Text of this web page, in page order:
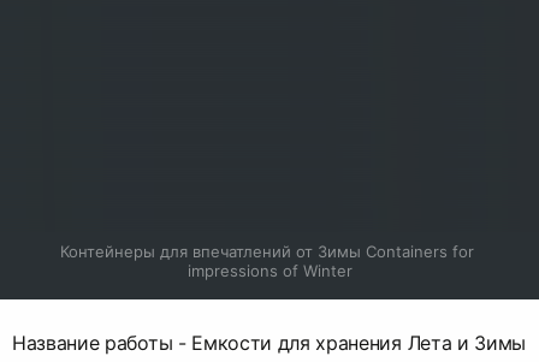
Контейнеры для впечатлений от Зимы Containers for
impressions of Winter
Название работы - Емкости для хранения Лета и Зимы